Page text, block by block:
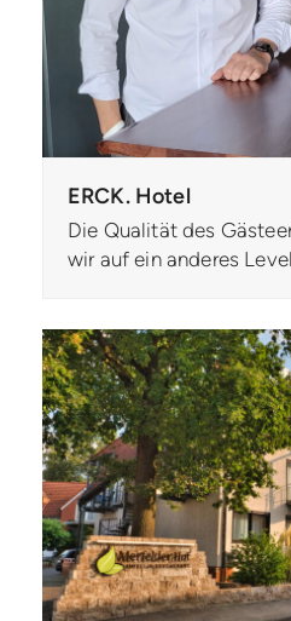
ERCK. Hotel
Die Qualität des
wir auf ein anderes